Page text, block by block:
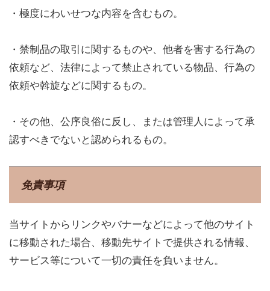
・極度にわいせつな内容を含むもの。
・禁制品の取引に関するものや、他者を害する行為の
依頼など、法律によって禁止されている物品、行為の
依頼や斡旋などに関するもの。
・その他、公序良俗に反し、または管理人によって承
認すべきでないと認められるもの。
免責事項
当サイトからリンクやバナーなどによって他のサイト
に移動された場合、移動先サイトで提供される情報、
サービス等について一切の責任を負いません。